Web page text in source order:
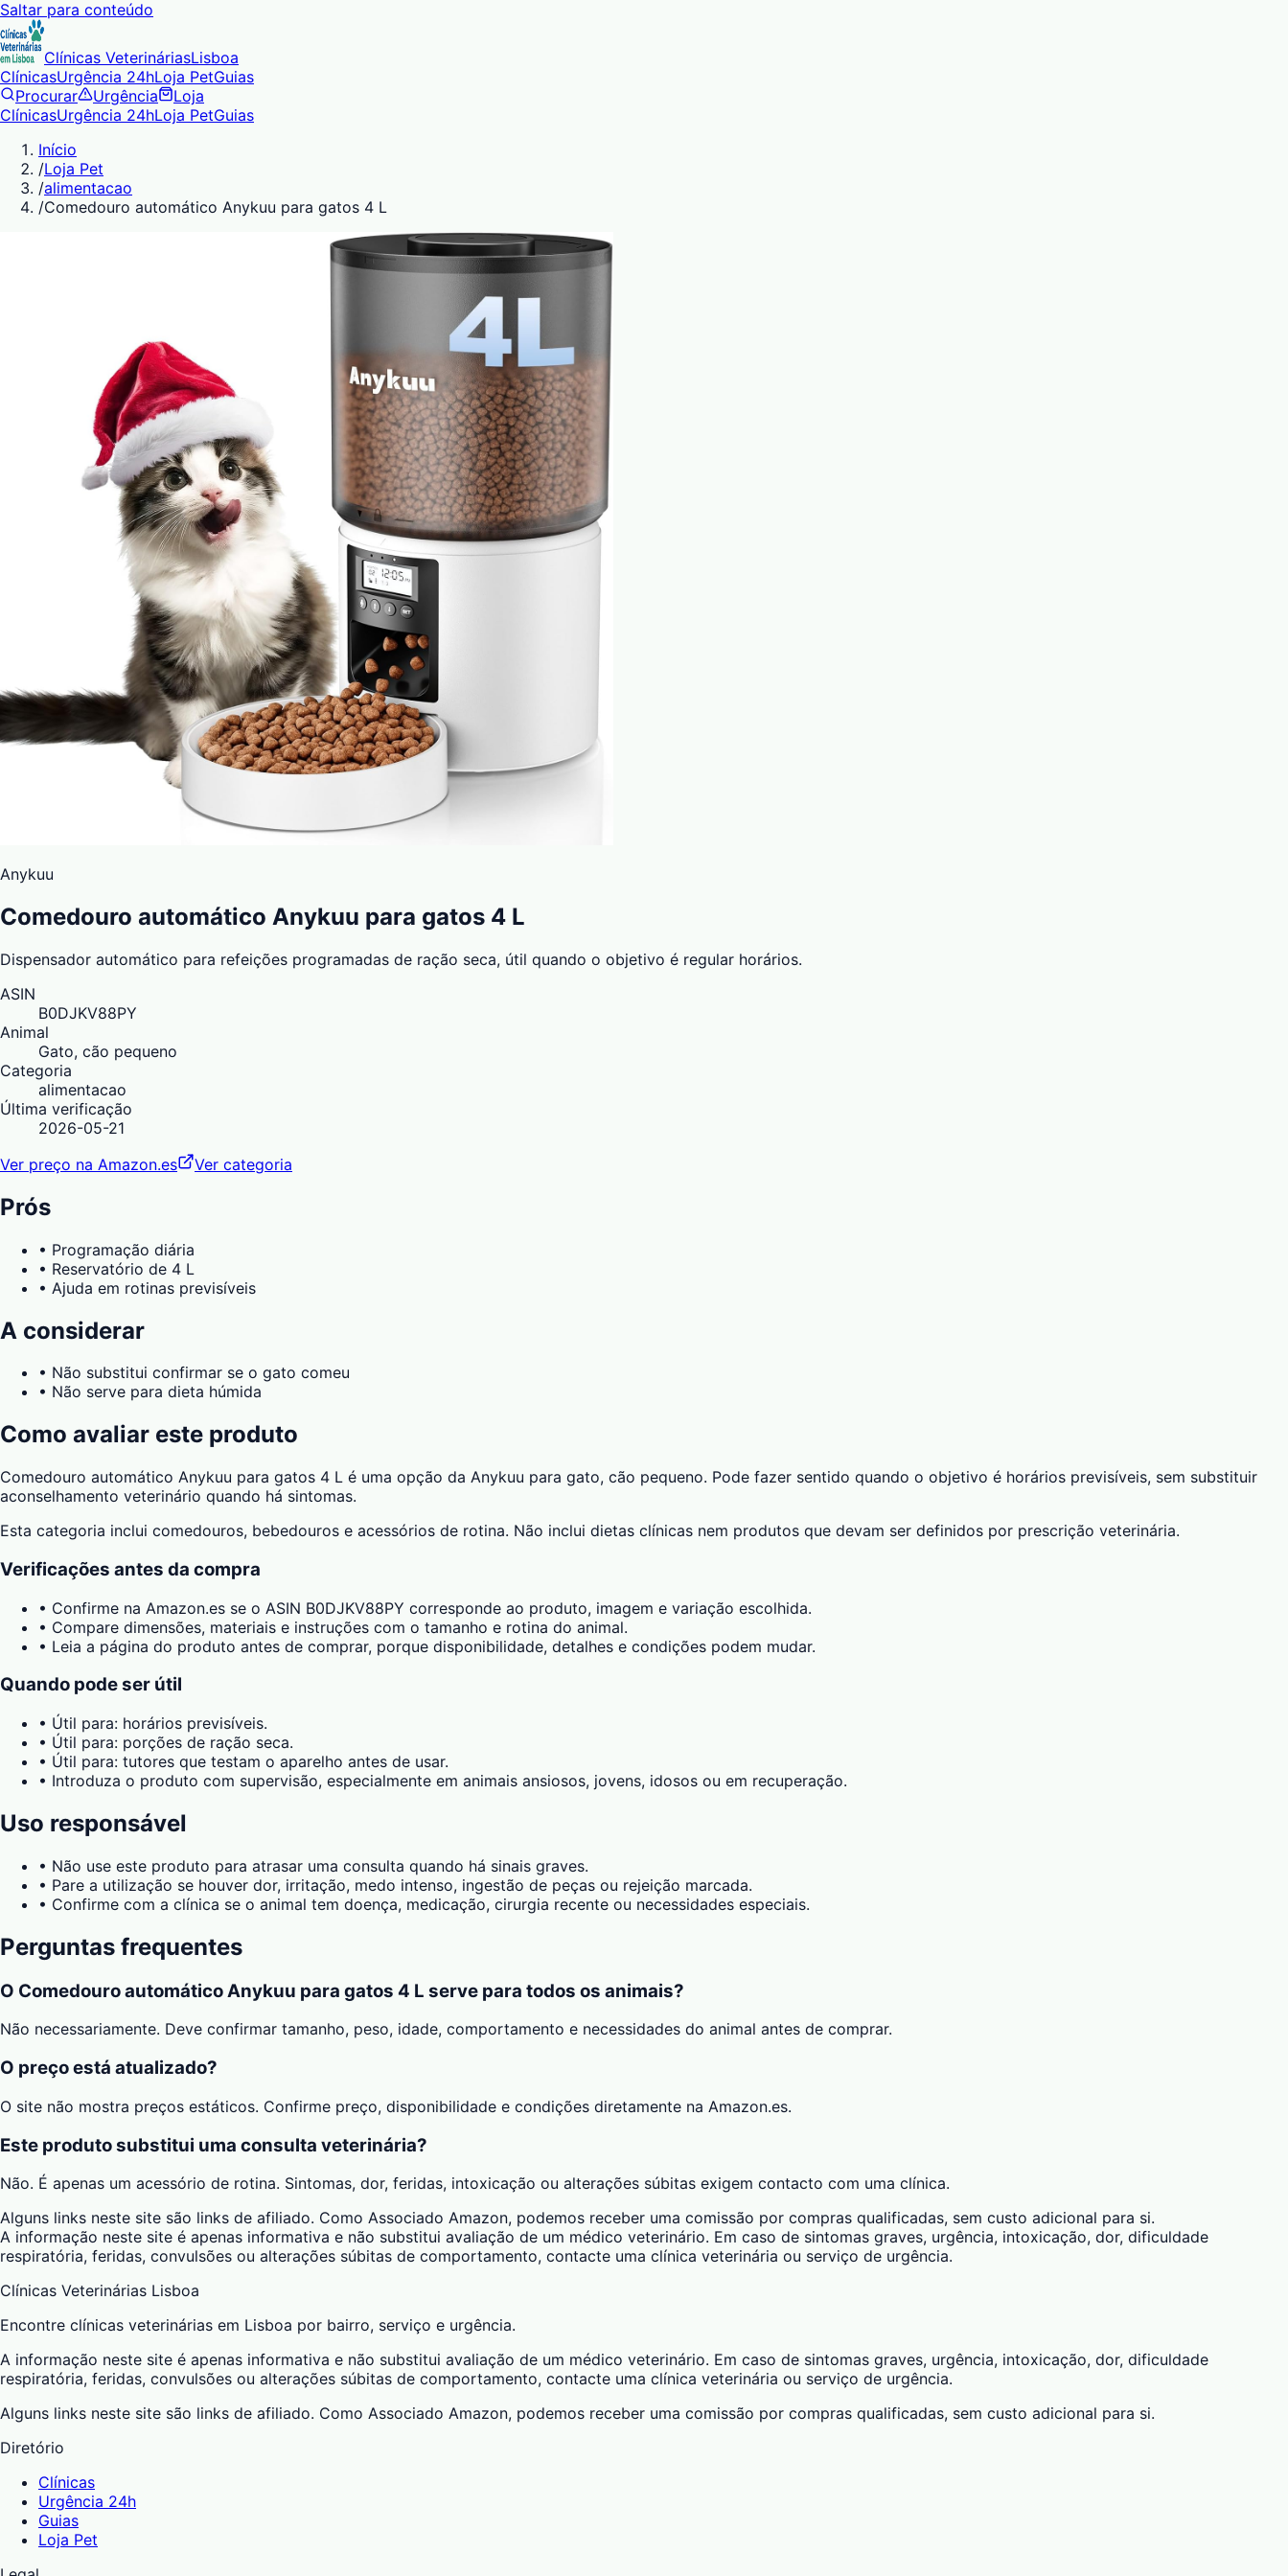
Saltar para conteúdo
Clínicas VeterináriasLisboa
ClínicasUrgência 24hLoja PetGuias
Procurar
Urgência
Loja
ClínicasUrgência 24hLoja PetGuias
Início
/Loja Pet
/alimentacao
/Comedouro automático Anykuu para gatos 4 L
Anykuu
Comedouro automático Anykuu para gatos 4 L
Dispensador automático para refeições programadas de ração seca, útil quando o objetivo é regular horários.
ASIN
B0DJKV88PY
Animal
Gato, cão pequeno
Categoria
alimentacao
Última verificação
2026-05-21
Ver preço na Amazon.es
Ver categoria
Prós
• Programação diária
• Reservatório de 4 L
• Ajuda em rotinas previsíveis
A considerar
• Não substitui confirmar se o gato comeu
• Não serve para dieta húmida
Como avaliar este produto
Comedouro automático Anykuu para gatos 4 L é uma opção da Anykuu para gato, cão pequeno. Pode fazer sentido quando o objetivo é horários previsíveis, sem substituir
aconselhamento veterinário quando há sintomas.
Esta categoria inclui comedouros, bebedouros e acessórios de rotina. Não inclui dietas clínicas nem produtos que devam ser definidos por prescrição veterinária.
Verificações antes da compra
• Confirme na Amazon.es se o ASIN B0DJKV88PY corresponde ao produto, imagem e variação escolhida.
• Compare dimensões, materiais e instruções com o tamanho e rotina do animal.
• Leia a página do produto antes de comprar, porque disponibilidade, detalhes e condições podem mudar.
Quando pode ser útil
• Útil para: horários previsíveis.
• Útil para: porções de ração seca.
• Útil para: tutores que testam o aparelho antes de usar.
• Introduza o produto com supervisão, especialmente em animais ansiosos, jovens, idosos ou em recuperação.
Uso responsável
• Não use este produto para atrasar uma consulta quando há sinais graves.
• Pare a utilização se houver dor, irritação, medo intenso, ingestão de peças ou rejeição marcada.
• Confirme com a clínica se o animal tem doença, medicação, cirurgia recente ou necessidades especiais.
Perguntas frequentes
O Comedouro automático Anykuu para gatos 4 L serve para todos os animais?
Não necessariamente. Deve confirmar tamanho, peso, idade, comportamento e necessidades do animal antes de comprar.
O preço está atualizado?
O site não mostra preços estáticos. Confirme preço, disponibilidade e condições diretamente na Amazon.es.
Este produto substitui uma consulta veterinária?
Não. É apenas um acessório de rotina. Sintomas, dor, feridas, intoxicação ou alterações súbitas exigem contacto com uma clínica.
Alguns links neste site são links de afiliado. Como Associado Amazon, podemos receber uma comissão por compras qualificadas, sem custo adicional para si.
A informação neste site é apenas informativa e não substitui avaliação de um médico veterinário. Em caso de sintomas graves, urgência, intoxicação, dor, dificuldade
respiratória, feridas, convulsões ou alterações súbitas de comportamento, contacte uma clínica veterinária ou serviço de urgência.
Clínicas Veterinárias Lisboa
Encontre clínicas veterinárias em Lisboa por bairro, serviço e urgência.
A informação neste site é apenas informativa e não substitui avaliação de um médico veterinário. Em caso de sintomas graves, urgência, intoxicação, dor, dificuldade
respiratória, feridas, convulsões ou alterações súbitas de comportamento, contacte uma clínica veterinária ou serviço de urgência.
Alguns links neste site são links de afiliado. Como Associado Amazon, podemos receber uma comissão por compras qualificadas, sem custo adicional para si.
Diretório
Clínicas
Urgência 24h
Guias
Loja Pet